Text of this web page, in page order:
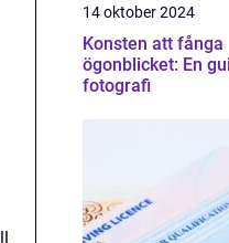
14 oktober 2024
Konsten att fånga
ögonblicket: En
fotografi